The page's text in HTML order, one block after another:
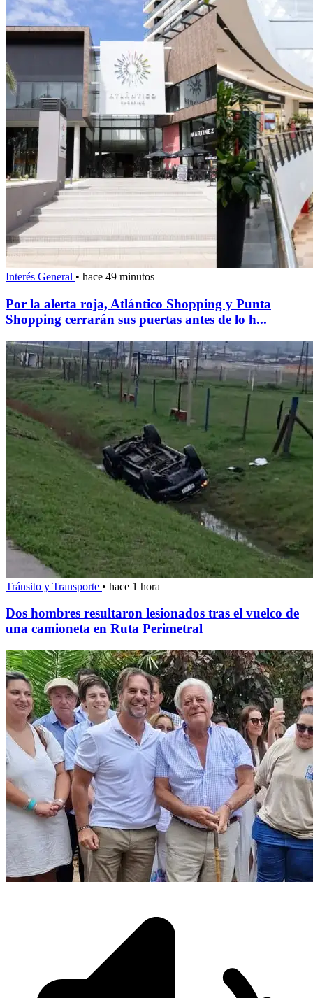
Interés General • hace 49 minutos
Por la alerta roja, Atlántico Shopping y Punta
Shopping cerrarán sus puertas antes de lo h...
Tránsito y Transporte • hace 1 hora
Dos hombres resultaron lesionados tras el vuelco de
una camioneta en Ruta Perimetral